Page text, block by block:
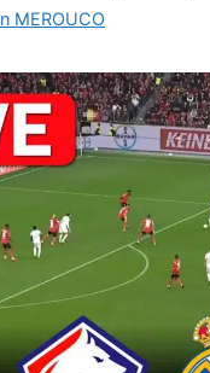
MEROUCO